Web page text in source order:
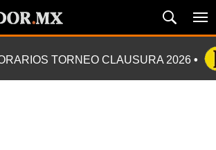
TORNEO CLAUSURA 2026